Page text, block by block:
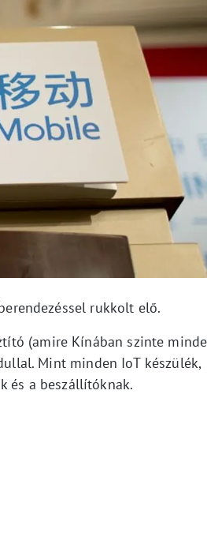
rukkolt elő.
(amire Kínában szinte
Mint minden IoT készülék,
és a beszállítóknak.